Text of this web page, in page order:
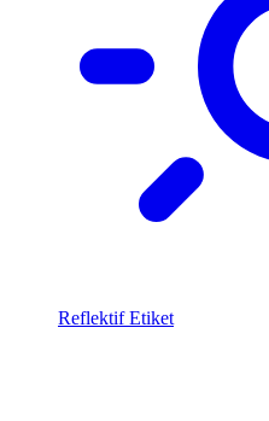
Reflektif Etiket